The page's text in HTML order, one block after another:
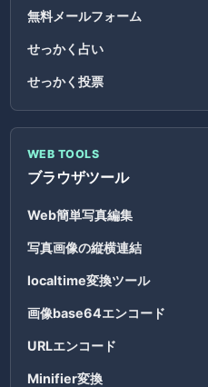
無料メールフォーム
せっかく占い
せっかく投票
WEB TOOLS
ブラウザツール
Web簡単写真編集
写真画像の縦横連結
localtime変換ツール
画像base64エンコード
URLエンコード
Minifier変換